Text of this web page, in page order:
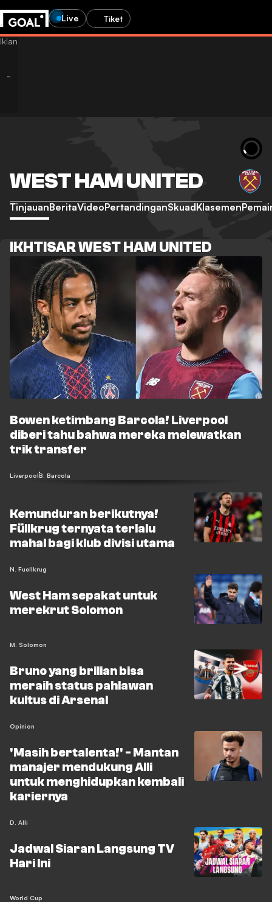
Live Tiket
WEST HAM UNITED
TinjauanBeritaVideoPertandinganSkuadKlasemen
IKHTISAR WEST HAM UNITED
Bowen ketimbang Barcola! Liverpool
diberi tahu bahwa mereka melewatkan
trik transfer
LiverpoolB. Barcola
Kemunduran berikutnya!
Füllkrug ternyata terlalu
mahal bagi klub divisi utama
N. Fuellkrug
West Ham sepakat untuk
merekrut Solomon
M. Solomon
Bruno yang brilian bisa
meraih status pahlawan
kultus di Arsenal
Opinion
'Masih bertalenta!' - Mantan
manajer mendukung Alli
untuk menghidupkan kembali
kariernya
D. Alli
Jadwal Siaran Langsung TV
Hari Ini
World Cup